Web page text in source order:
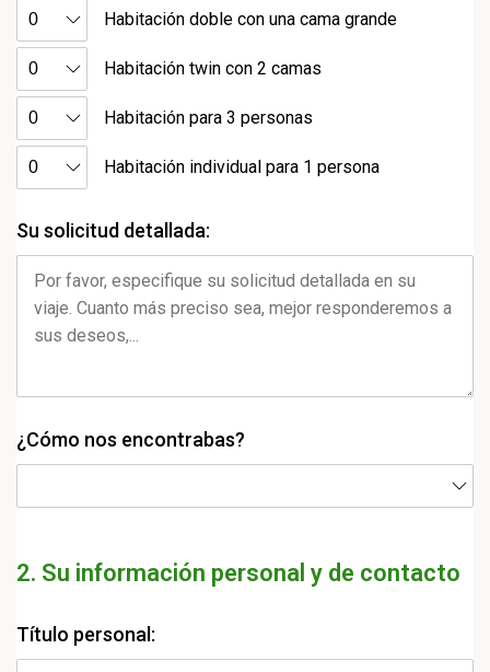
Habitación doble con una cama grande
Habitación twin con 2 camas
Habitación para 3 personas
Habitación individual para 1 persona
Su solicitud detallada:
¿Cómo nos encontrabas?
2. Su información personal y de contacto
Título personal: